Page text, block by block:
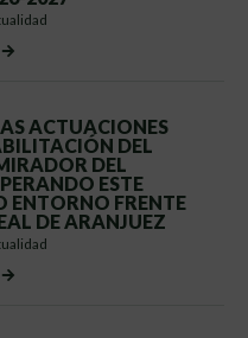
ACTUACIONES
DEL
DEL
ESTE
ENTORNO FRENTE
DE ARANJUEZ